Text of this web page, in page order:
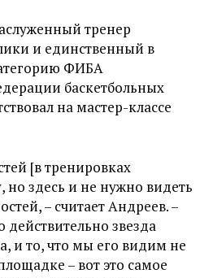
тренер
и единственный в
ФИБА
баскетбольных
на мастер-классе
[в тренировках
но здесь и не нужно видеть
– считает Андреев. –
действительно звезда
и то, что мы его видим не
– вот это самое